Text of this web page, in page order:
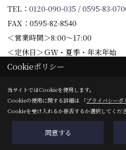
TEL： 0120-090-035 /0595-83-
FAX：0595-82-8540
＜営業時間＞8:00～17:00
＜定休日＞ＧＷ・夏季・年末年始
Copyright (c) 株式会社Living Motif
Produced byゴデスクリエイト
Cookieポリシー
当サイトではCookieを使用します。
Cookieの使用に関する詳細は 「プライバシーポ
Cookieを受け入れるか拒否するか選択してくださ
同意する